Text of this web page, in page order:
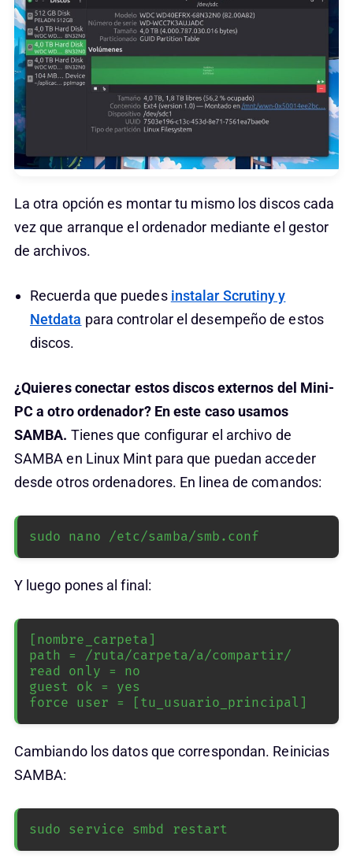
La otra opción es montar tu mismo los discos cada
vez que arranque el ordenador mediante el gestor
de archivos.
Recuerda que puedes instalar Scrutiny y
Netdata para controlar el desempeño de estos
discos.
¿Quieres conectar estos discos externos del Mini-
PC a otro ordenador? En este caso usamos
SAMBA. Tienes que configurar el archivo de
SAMBA en Linux Mint para que puedan acceder
desde otros ordenadores. En linea de comandos:
sudo nano /etc/samba/smb.conf
Y luego pones al final:
[nombre_carpeta]
path = /ruta/carpeta/a/compartir/
read only = no
guest ok = yes
Cambiando los datos que correspondan. Reinicias
SAMBA:
sudo service smbd restart